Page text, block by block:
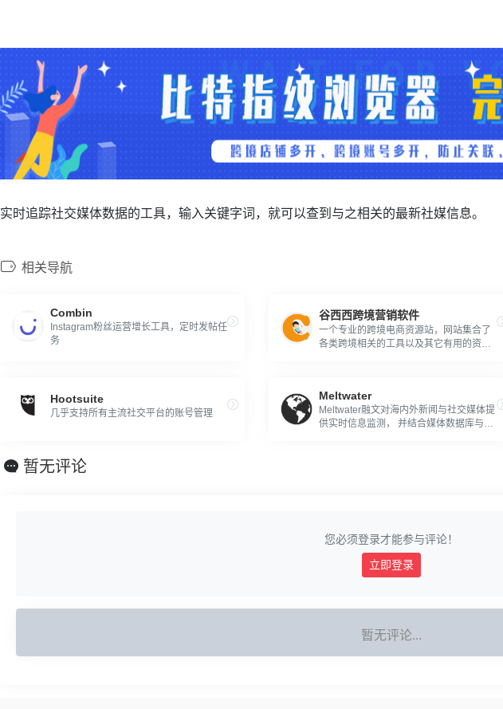
实时追踪社交媒体数据的工具，输入关键字词，就可以查到与之相关的最新社媒信息。
相关导航
Combin
Instagram粉丝运营增长工具，定时发帖任
务
谷西西跨境营销软件
一个专业的跨境电商资源站，网站集合了
各类跨境相关的工具以及其它有用的资
Hootsuite
几乎支持所有主流社交平台的账号管理
Meltwater
Meltwater融文对海内外新闻与社交媒体提
供实时信息监测， 并结合媒体数据库与本
暂无评论
您必须登录才能参与评论！
立即登录
暂无评论...